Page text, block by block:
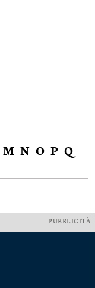
M N O P Q
PUBBLICITÀ